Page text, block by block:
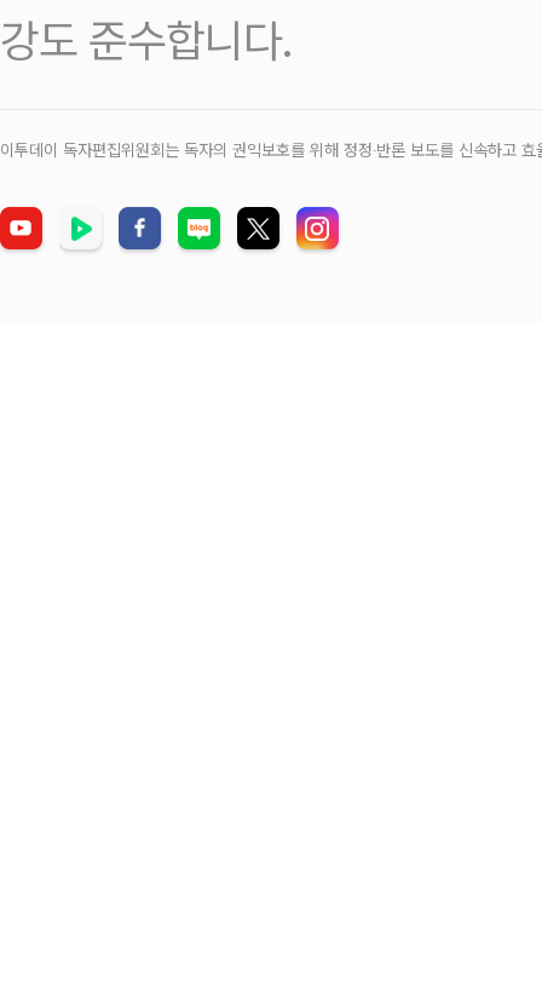
강도 준수합니다.
이투데이 독자편집위원회는 독자의 권익보호를 위해 정정‧반론 보도를 신속하고